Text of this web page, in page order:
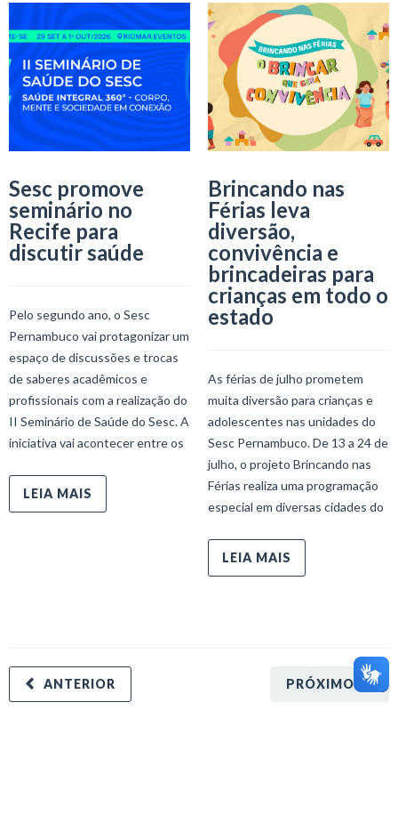
Sesc promove
seminário no
Recife para
discutir saúde
Pelo segundo ano, o Sesc
Pernambuco vai protagonizar um
espaço de discussões e trocas
de saberes acadêmicos e
profissionais com a realização do
II Seminário de Saúde do Sesc. A
iniciativa vai acontecer entre os
LEIA MAIS
Brincando nas
Férias leva
diversão,
convivência e
brincadeiras para
crianças em todo o
estado
As férias de julho prometem
muita diversão para crianças e
adolescentes nas unidades do
Sesc Pernambuco. De 13 a 24 de
julho, o projeto Brincando nas
Férias realiza uma programação
especial em diversas cidades do
LEIA MAIS
PRÓXIMO
ANTERIOR